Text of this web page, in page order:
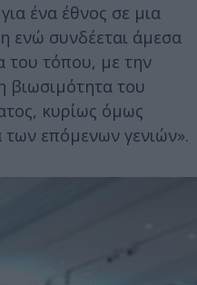
ένα έθνος σε μια
ενώ συνδέεται άμεσα
του τόπου, με την
βιωσιμότητα του
κυρίως όμως
των επόμενων γενιών».